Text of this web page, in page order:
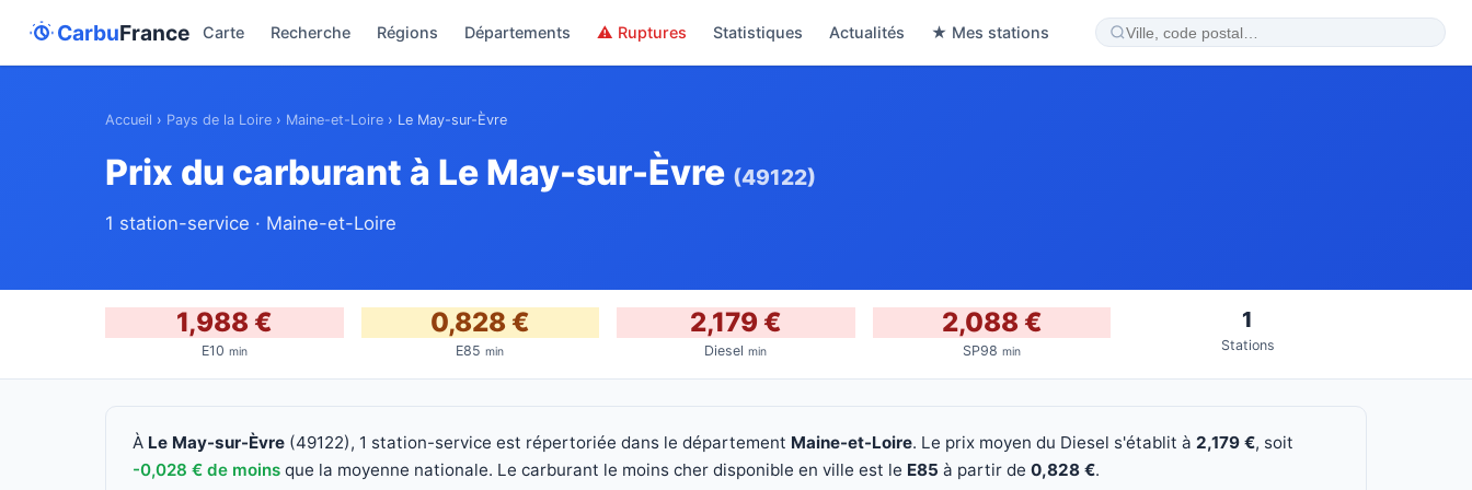
CarbuFrance Carte Recherche Régions Départements ⚠ Ruptures Statistiques Actualités ★ Mes stations
Accueil › Pays de la Loire › Maine-et-Loire › Le May-sur-Èvre
Prix du carburant à Le May-sur-Èvre (49122)
1 station-service · Maine-et-Loire
1,988 €
E10 min
0,828 €
E85min
2,179 €
Dieselmin
2,088 €
SP98min
1
Stations
À Le May-sur-Èvre (49122), 1 station-service est répertoriée dans le département Maine-et-Loire. Le prix moyen du Diesel s'établit à 2,179 €, soit
-0,028 € de moins que la moyenne nationale. Le carburant le moins cher disponible en ville est le E85 à partir de 0,828 €.